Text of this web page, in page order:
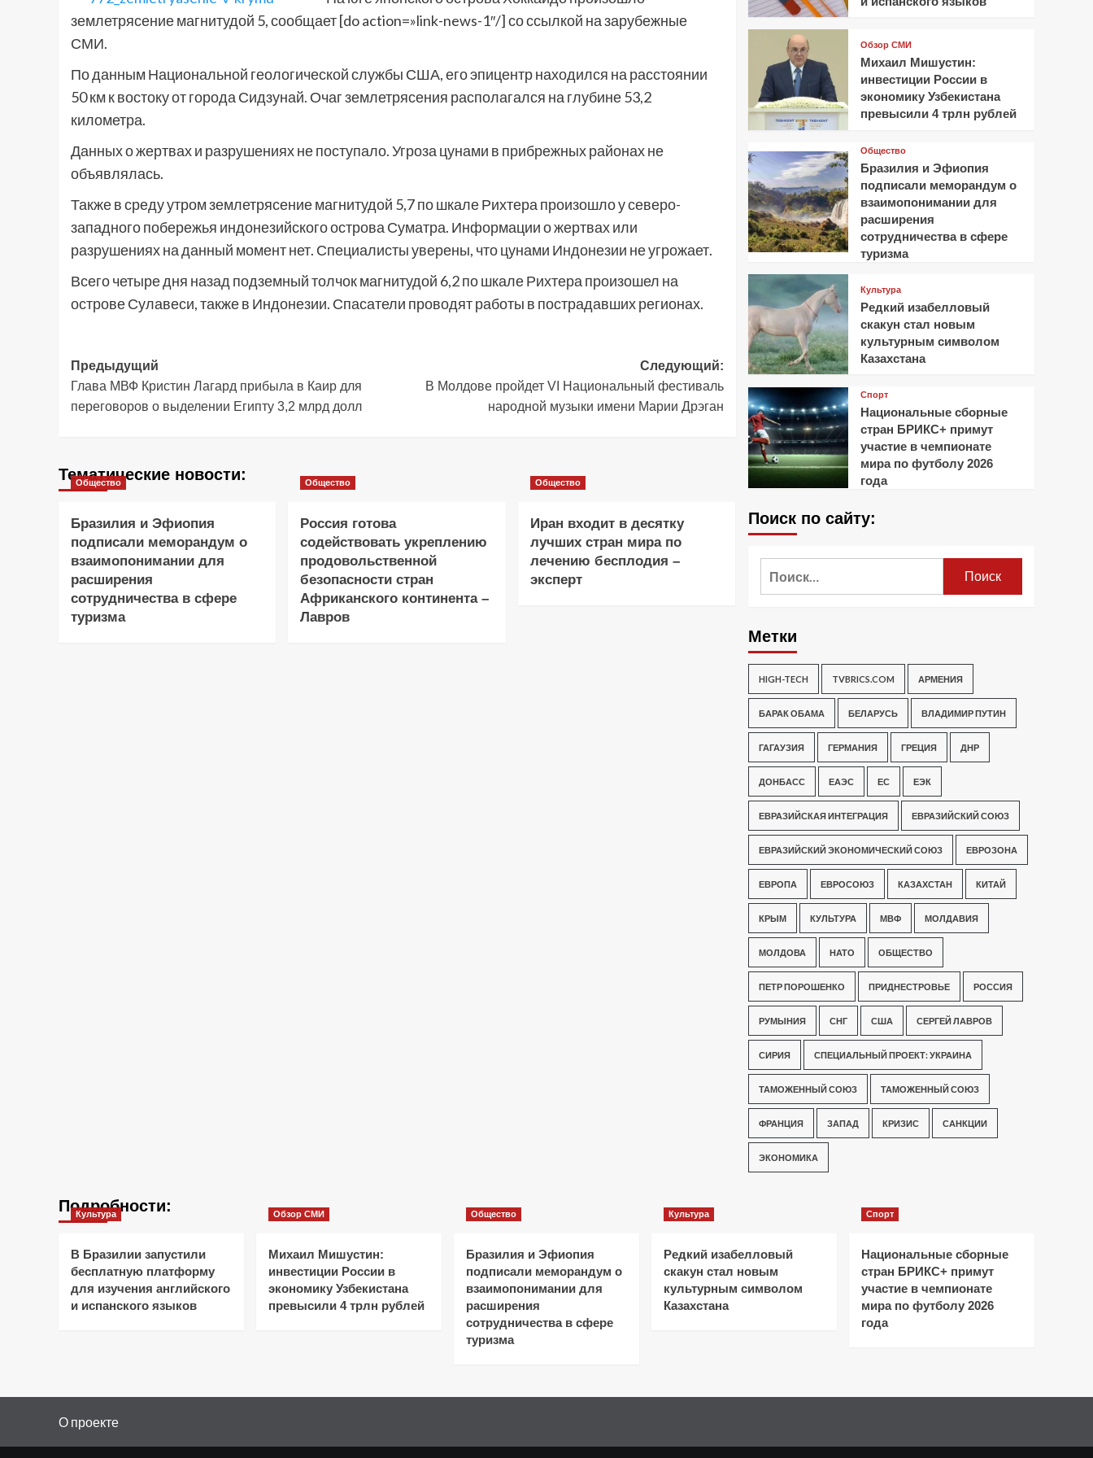
землетрясение магнитудой 5, сообщает [do action=»link-news-1″/] со ссылкой на зарубежные
СМИ.
По данным Национальной геологической службы США, его эпицентр находился на расстоянии
50 км к востоку от города Сидзунай. Очаг землетрясения располагался на глубине 53,2
километра.
Данных о жертвах и разрушениях не поступало. Угроза цунами в прибрежных районах не
объявлялась.
Также в среду утром землетрясение магнитудой 5,7 по шкале Рихтера произошло у северо-
западного побережья индонезийского острова Суматра. Информации о жертвах или
разрушениях на данный момент нет. Специалисты уверены, что цунами Индонезии не угрожает.
Всего четыре дня назад подземный толчок магнитудой 6,2 по шкале Рихтера произошел на
острове Сулавеси, также в Индонезии. Спасатели проводят работы в пострадавших регионах.
Навигация
записи
Предыдущий
Глава МВФ Кристин Лагард прибыла в Каир для
переговоров о выделении Египту 3,2 млрд долл
Следующий:
В Молдове пройдет VI Национальный фестиваль
народной музыки имени Марии Дрэган
Тематические новости:
Общество
Бразилия и Эфиопия
подписали меморандум о
взаимопонимании для
расширения
сотрудничества в сфере
туризма
Общество
Россия готова
содействовать укреплению
продовольственной
безопасности стран
Африканского континента –
Лавров
Общество
Иран входит в десятку
лучших стран мира по
лечению бесплодия –
эксперт
Обзор СМИ
Михаил Мишустин:
инвестиции России в
экономику Узбекистана
превысили 4 трлн рублей
Общество
Бразилия и Эфиопия
подписали меморандум о
взаимопонимании для
расширения
сотрудничества в сфере
туризма
Культура
Редкий изабелловый
скакун стал новым
культурным символом
Казахстана
Спорт
Национальные сборные
стран БРИКС+ примут
участие в чемпионате
мира по футболу 2026
года
Поиск по сайту:
Метки
HIGH-TECH TVBRICS.COM АРМЕНИЯ
БАРАК ОБАМА БЕЛАРУСЬ ВЛАДИМИР ПУТИН
ГАГАУЗИЯ ГЕРМАНИЯ ГРЕЦИЯ ДНР
ДОНБАСС ЕАЭС ЕС ЕЭК
ЕВРАЗИЙСКАЯ ИНТЕГРАЦИЯ ЕВРАЗИЙСКИЙ СОЮЗ
ЕВРАЗИЙСКИЙ ЭКОНОМИЧЕСКИЙ СОЮЗ ЕВРОЗОНА
ЕВРОПА ЕВРОСОЮЗ КАЗАХСТАН КИТАЙ
КРЫМ КУЛЬТУРА МВФ МОЛДАВИЯ
МОЛДОВА НАТО ОБЩЕСТВО
ПЕТР ПОРОШЕНКО ПРИДНЕСТРОВЬЕ РОССИЯ
РУМЫНИЯ СНГ США СЕРГЕЙ ЛАВРОВ
СИРИЯ СПЕЦИАЛЬНЫЙ ПРОЕКТ: УКРАИНА
ТАМОЖЕННЫЙ СОЮЗ ТАМОЖЕННЫЙ СОЮЗ
ФРАНЦИЯ ЗАПАД КРИЗИС САНКЦИИ
ЭКОНОМИКА
Подробности:
Культура
В Бразилии запустили
бесплатную платформу
для изучения английского
и испанского языков
Обзор СМИ
Михаил Мишустин:
инвестиции России в
экономику Узбекистана
превысили 4 трлн рублей
Общество
Бразилия и Эфиопия
подписали меморандум о
взаимопонимании для
расширения
сотрудничества в сфере
туризма
Культура
Редкий изабелловый
скакун стал новым
культурным символом
Казахстана
Спорт
Национальные сборные
стран БРИКС+ примут
участие в чемпионате
мира по футболу 2026
года
О проекте